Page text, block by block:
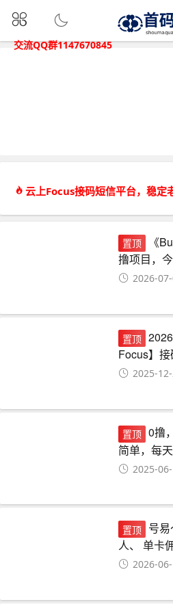
交流QQ群1147670845
置顶
《
撸项目，
拉满2026-
置顶
Focus】
2025-
置顶 0撸
简单，每
就可以。
2025-
置顶 号
人、 单卡
结、可裂
2026-